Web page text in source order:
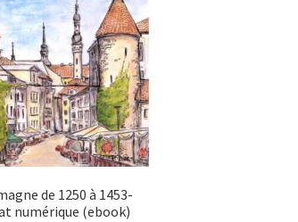
de 1250 à 1453-
numérique (ebook)